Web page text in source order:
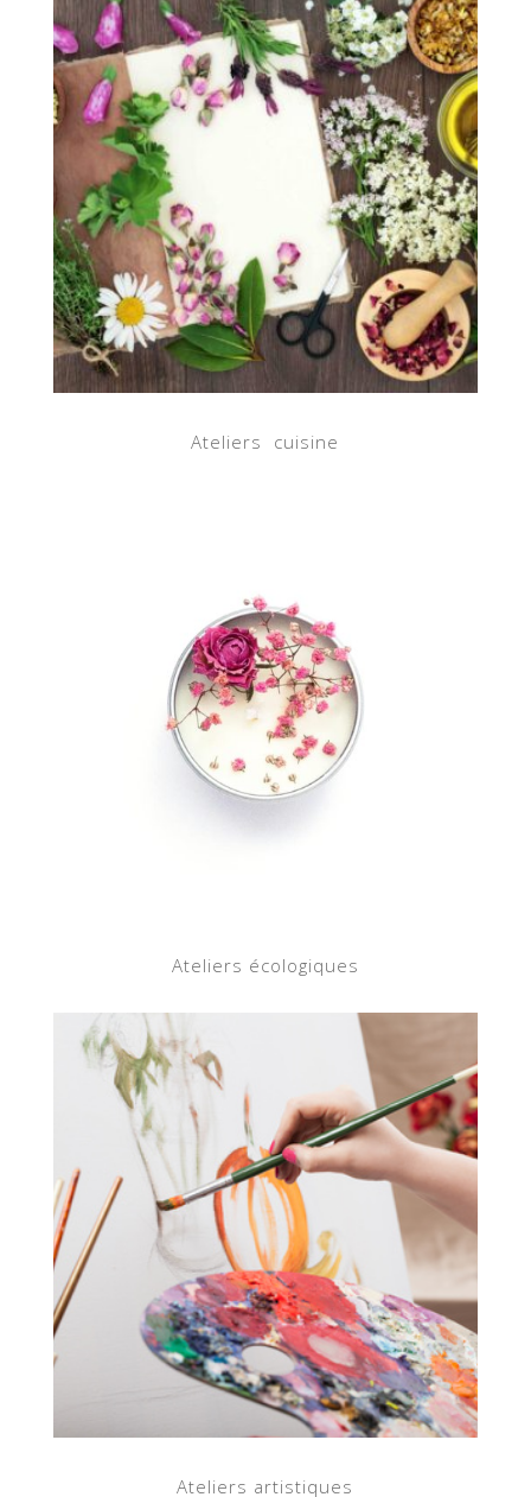
Ateliers cuisine
Ateliers écologiques
Ateliers artistiques